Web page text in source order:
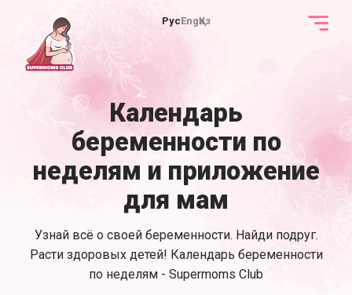
РусEngҚаз
Календарь
беременности по
неделям и приложение
для мам
Узнай всё о своей беременности. Найди подруг.
Расти здоровых детей! Календарь беременности
по неделям - Supermoms Club